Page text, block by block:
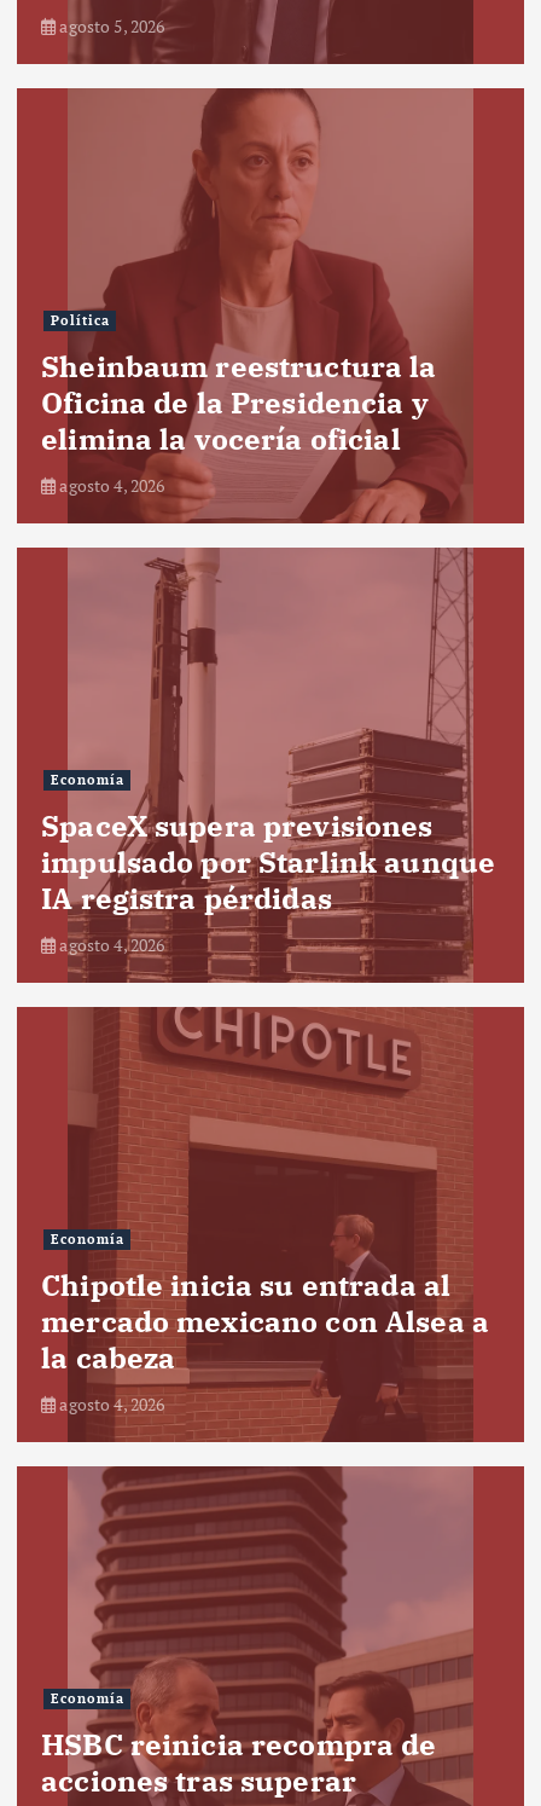
agosto 5, 2026
Política
Sheinbaum reestructura la
Oficina de la Presidencia y
elimina la vocería oficial
agosto 4, 2026
Economía
SpaceX supera previsiones
impulsado por Starlink aunque
IA registra pérdidas
agosto 4, 2026
Economía
Chipotle inicia su entrada al
mercado mexicano con Alsea a
la cabeza
agosto 4, 2026
Economía
HSBC reinicia recompra de
acciones tras superar